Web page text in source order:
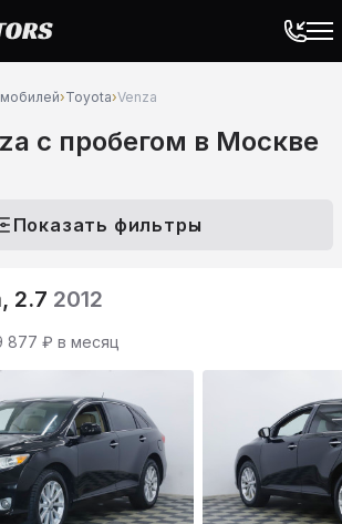
›Toyota›Venza
c пробегом в Москве
Показать фильтры
2.7 2012
877 ₽ в месяц